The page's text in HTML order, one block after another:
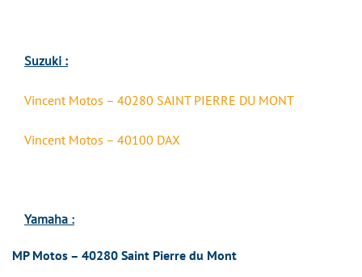
Suzuki :
Vincent Motos – 40280 SAINT PIERRE DU MONT
Vincent Motos – 40100 DAX
Yamaha :
MP Motos – 40280 Saint Pierre du Mont